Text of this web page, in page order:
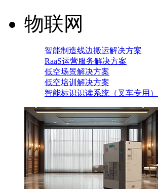
物联网
智能制造线边搬运解决方案
RaaS运营服务解决方案
低空场景解决方案
低空培训解决方案
智能标识识读系统（叉车专用）